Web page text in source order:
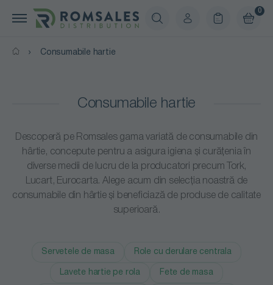
0
Consumabile hartie
Consumabile hartie
Descoperă pe Romsales gama variată de consumabile din
hârtie, concepute pentru a asigura igiena și curățenia în
diverse medii de lucru de la producatori precum Tork,
Lucart, Eurocarta. Alege acum din selecția noastră de
consumabile din hârtie și beneficiază de produse de calitate
superioară.
Servetele de masa Role cu derulare centrala
Lavete hartie pe rola Fete de masa